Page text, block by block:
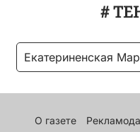
#
Екатериненская
О газете